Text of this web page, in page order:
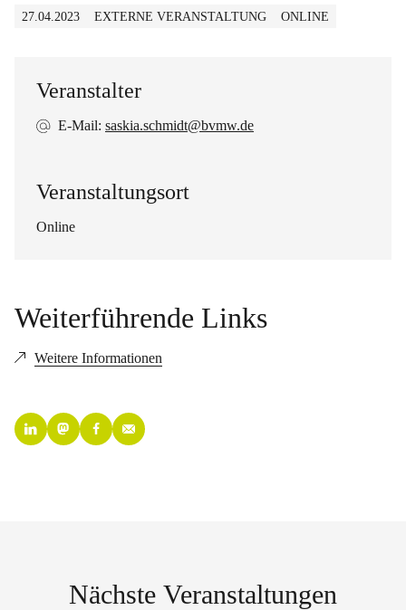
27.04.2023 EXTERNE VERANSTALTUNG ONLINE
Veranstalter
E-Mail: saskia.schmidt@bvmw.de
Veranstaltungsort
Online
Weiterführende Links
Weitere Informationen
Nächste Veranstaltungen